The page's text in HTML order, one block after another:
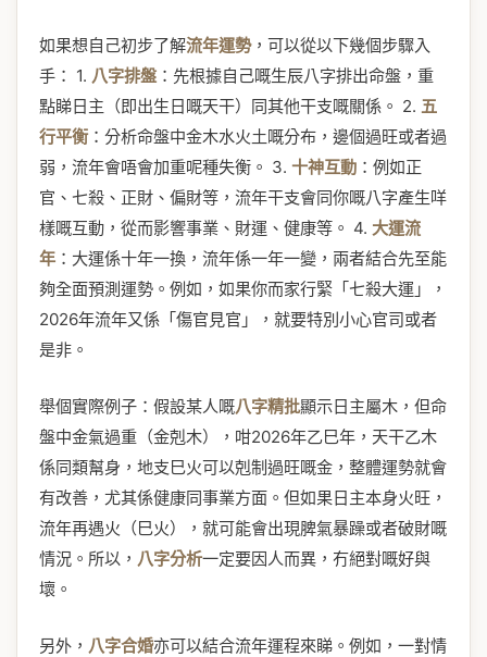
如果想自己初步了解流年運勢，可以從以下幾個步驟入
手： 1. 八字排盤 ：先根據自己嘅生辰八字排出命盤，重
點睇日主（即出生日嘅天干）同其他干支嘅關係。 2. 五
行平衡：分析命盤中金木水火土嘅分布，邊個過旺或者過
弱，流年會唔會加重呢種失衡。 3. 十神互動 ：例如正
官、七殺、正財、偏財等，流年干支會同你嘅八字產生咩
樣嘅互動，從而影響事業、財運、健康等。 4. 大運流
年 ：大運係十年一換，流年係一年一變，兩者結合先至能
夠全面預測運勢。例如，如果你而家行緊「七殺大運」，
2026年流年又係「傷官見官」，就要特別小心官司或者
是非。
舉個實際例子：假設某人嘅八字精批顯示日主屬木，但命
盤中金氣過重（金剋木），咁2026年乙巳年，天干乙木
係同類幫身，地支巳火可以剋制過旺嘅金，整體運勢就會
有改善，尤其係健康同事業方面。但如果日主本身火旺，
流年再遇火（巳火），就可能會出現脾氣暴躁或者破財嘅
情況。所以， 八字分析一定要因人而異，冇絕對嘅好與
壞。
另外， 八字合婚亦可以結合流年運程來睇。例如，一對情